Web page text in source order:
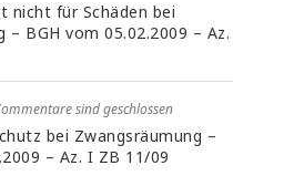
nicht für Schäden bei
– BGH vom 05.02.2009 – Az.
sind geschlossen
bei Zwangsräumung –
– Az. I ZB 11/09